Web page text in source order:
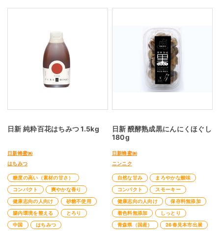
日新 純粋百花はちみつ 1.5kg
日新蜂蜜㈱
はちみつ
糖度の高い（素材の甘さ）
コンパクト
爽やかな香り
健康志向の人向け
砂糖不使用
腸内環境を整える
とろり
中国
はちみつ
日新 醗酵熟成黒にんにくほぐし
180g
日新蜂蜜㈱
ニンニク
自然な甘み
まろやかな酸味
コンパクト
スモーキー
健康志向の人向け
保存料無添加
着色料無添加
しっとり
青森県（国産）
26春見本市出展